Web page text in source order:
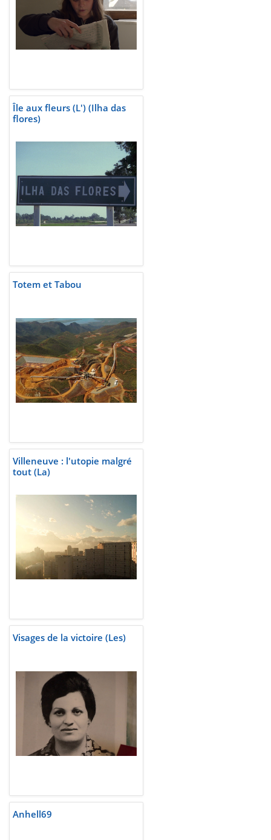
Île aux fleurs (L') (Ilha das
flores)
Totem et Tabou
Villeneuve : l'utopie malgré
tout (La)
Visages de la victoire (Les)
Anhell69